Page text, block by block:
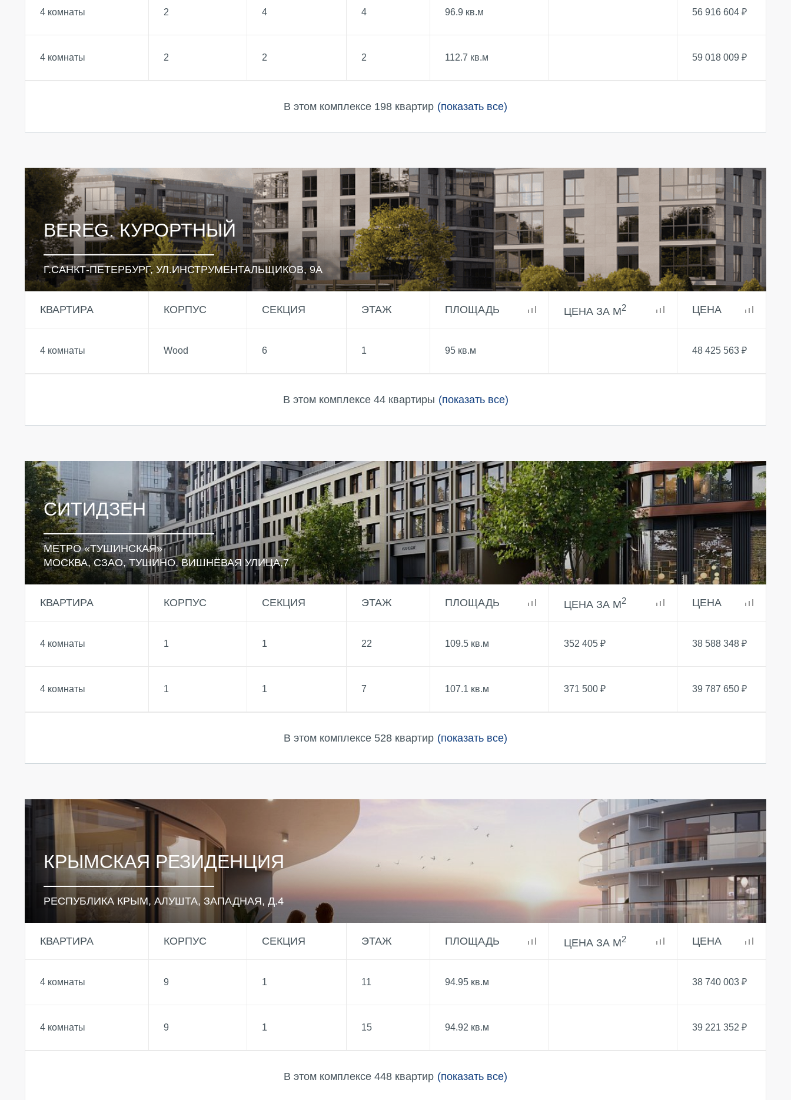
Вакансии
Контакты
4 комнаты 2 4 4 96.9 кв.м 56 916 604 ₽
4 комнаты 2 2 2 112.7 кв.м 59 018 009 ₽
В этом комплексе 198 квартир (показать все)
BEREG. КУРОРТНЫЙ
Г.САНКТ-ПЕТЕРБУРГ, УЛ.ИНСТРУМЕНТАЛЬЩИКОВ, 9А
КВАРТИРА КОРПУС СЕКЦИЯ ЭТАЖ ПЛОЩАДЬ ЦЕНА ЗА М2 ЦЕНА
4 комнаты Wood 6 1 95 кв.м 48 425 563 ₽
В этом комплексе 44 квартиры (показать все)
СИТИДЗЕН
МЕТРО «ТУШИНСКАЯ»
МОСКВА, СЗАО, ТУШИНО, ВИШНЁВАЯ УЛИЦА,7
КВАРТИРА КОРПУС СЕКЦИЯ ЭТАЖ ПЛОЩАДЬ ЦЕНА ЗА М2 ЦЕНА
4 комнаты 1 1 22 109.5 кв.м 352 405 ₽ 38 588 348 ₽
4 комнаты 1 1 7 107.1 кв.м 371 500 ₽ 39 787 650 ₽
В этом комплексе 528 квартир (показать все)
КРЫМСКАЯ РЕЗИДЕНЦИЯ
РЕСПУБЛИКА КРЫМ, АЛУШТА, ЗАПАДНАЯ, Д.4
КВАРТИРА КОРПУС СЕКЦИЯ ЭТАЖ ПЛОЩАДЬ ЦЕНА ЗА М2 ЦЕНА
4 комнаты 9 1 11 94.95 кв.м 38 740 003 ₽
4 комнаты 9 1 15 94.92 кв.м 39 221 352 ₽
В этом комплексе 448 квартир (показать все)